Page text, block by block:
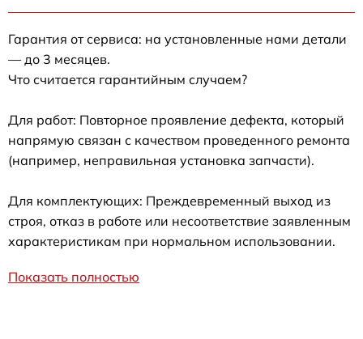
Гарантия от сервиса: на установленные нами детали
— до 3 месяцев.
Что считается гарантийным случаем?
Для работ: Повторное проявление дефекта, который
напрямую связан с качеством проведенного ремонта
(например, неправильная установка запчасти).
Для комплектующих: Преждевременный выход из
строя, отказ в работе или несоответствие заявленным
характеристикам при нормальном использовании.
Показать полностью